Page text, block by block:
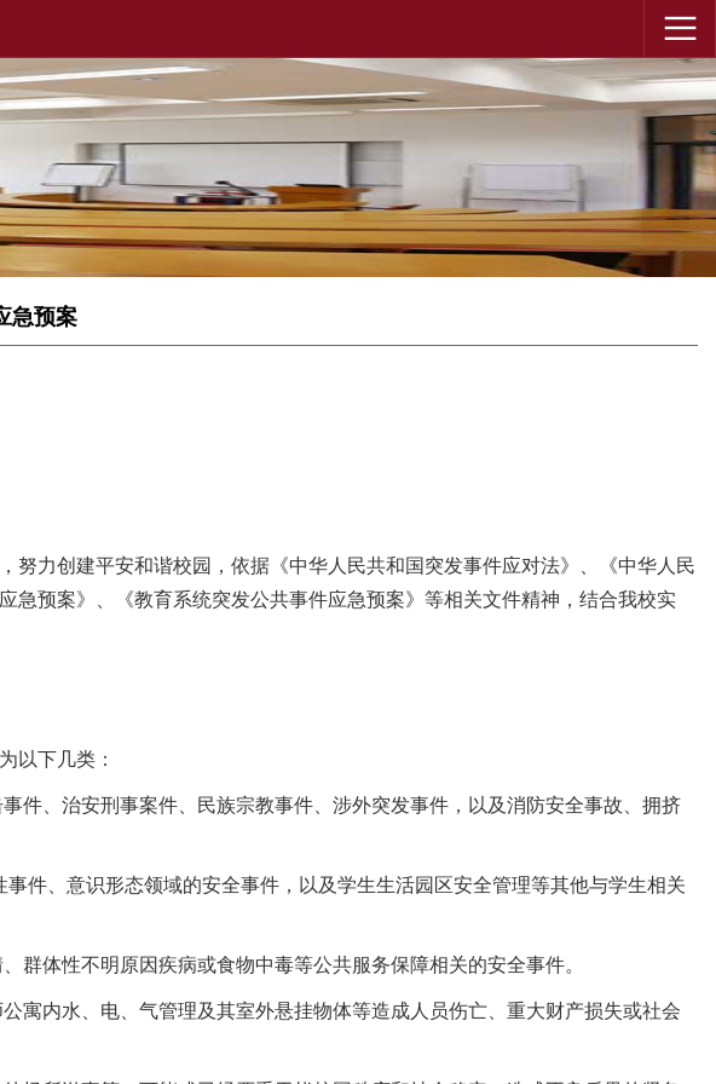
急预案
力创建平安和谐校园，依据《中华人民共和国突发事件应对法》、《中华人民
预案》、《教育系统突发公共事件应急预案》等相关文件精神，结合我校实
以下几类：
件、治安刑事案件、民族宗教事件、涉外突发事件，以及消防安全事故、拥挤
件、意识形态领域的安全事件，以及学生生活园区安全管理等其他与学生相关
群体性不明原因疾病或食物中毒等公共服务保障相关的安全事件。
寓内水、电、气管理及其室外悬挂物体等造成人员伤亡、重大财产损失或社会